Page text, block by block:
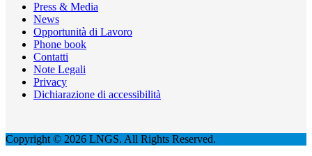
Press & Media
News
Opportunità di Lavoro
Phone book
Contatti
Note Legali
Privacy
Dichiarazione di accessibilità
Copyright © 2026 LNGS. All Rights Reserved.